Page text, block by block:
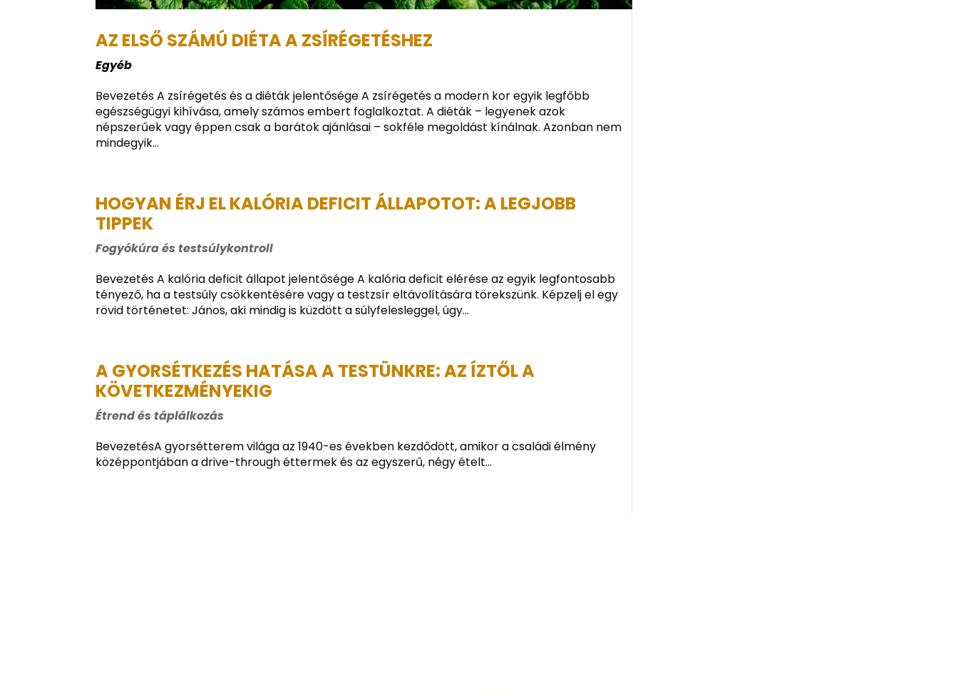
AZ ELSŐ SZÁMÚ DIÉTA A ZSÍRÉGETÉSHEZ
Egyéb
Bevezetés A zsírégetés és a diéták jelentősége A zsírégetés a modern kor egyik legfőbb
egészségügyi kihívása, amely számos embert foglalkoztat. A diéták – legyenek azok
népszerűek vagy éppen csak a barátok ajánlásai – sokféle megoldást kínálnak. Azonban nem
mindegyik...
HOGYAN ÉRJ EL KALÓRIA DEFICIT ÁLLAPOTOT: A LEGJOBB
TIPPEK
Fogyókúra és testsúlykontroll
Bevezetés A kalória deficit állapot jelentősége A kalória deficit elérése az egyik legfontosabb
tényező, ha a testsúly csökkentésére vagy a testzsír eltávolítására törekszünk. Képzelj el egy
rövid történetet: János, aki mindig is küzdött a súlyfelesleggel, úgy...
A GYORSÉTKEZÉS HATÁSA A TESTÜNKRE: AZ ÍZTŐL A
KÖVETKEZMÉNYEKIG
Étrend és táplálkozás
BevezetésA gyorsétterem világa az 1940-es években kezdődött, amikor a családi élmény
középpontjában a drive-through éttermek és az egyszerű, négy ételt...